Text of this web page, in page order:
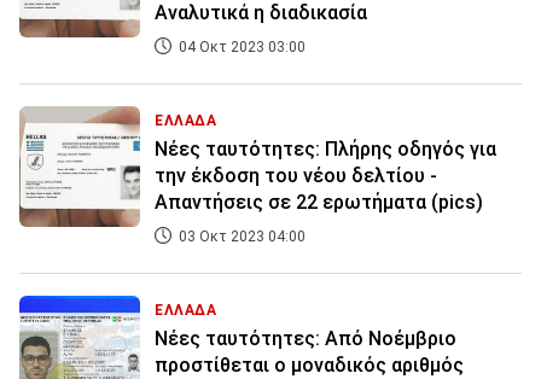
Αναλυτικά η διαδικασία
04 Οκτ 2023 03:00
ΕΛΛΑΔΑ
Νέες ταυτότητες: Πλήρης οδηγός για
την έκδοση του νέου δελτίου -
Απαντήσεις σε 22 ερωτήματα (pics)
03 Οκτ 2023 04:00
ΕΛΛΑΔΑ
Νέες ταυτότητες: Από Νοέμβριο
προστίθεται ο μοναδικός αριθμός